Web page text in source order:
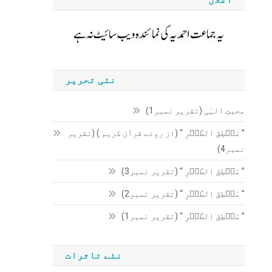
نئی تحریر
محبتِ الہٰی (تقریر نمبر1)
” مَنۡطِقَ الطَّیۡرِ “ (از روئے قرآن کریم ) (تقریر
نمبر4)
” مَنۡطِقَ الطَّیۡرِ “ (تقریر نمبر3)
” مَنۡطِقَ الطَّیۡرِ “ (تقریر نمبر2)
” مَنۡطِقَ الطَّیۡرِ “ (تقریر نمبر1)
نئے تاثرات